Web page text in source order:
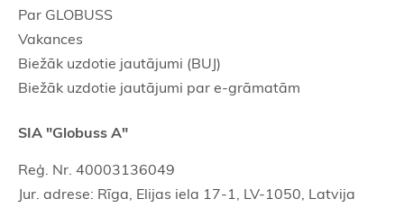
Par GLOBUSS
Vakances
Biežāk uzdotie jautājumi (BUJ)
Biežāk uzdotie jautājumi par e-grāmatām
SIA "Globuss A"
Reģ. Nr. 40003136049
Jur. adrese: Rīga, Elijas iela 17-1, LV-1050, Latvija